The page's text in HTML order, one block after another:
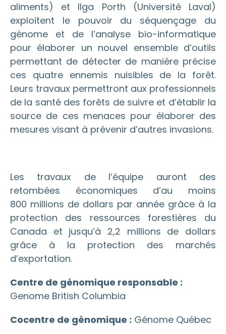
aliments) et Ilga Porth (Université Laval)
exploitent le pouvoir du séquençage du
génome et de l’analyse bio-informatique
pour élaborer un nouvel ensemble d’outils
permettant de détecter de manière précise
ces quatre ennemis nuisibles de la forêt.
Leurs travaux permettront aux professionnels
de la santé des forêts de suivre et d’établir la
source de ces menaces pour élaborer des
mesures visant à prévenir d’autres invasions.
Les travaux de l’équipe auront des
retombées économiques d’au moins
800 millions de dollars par année grâce à la
protection des ressources forestières du
Canada et jusqu’à 2,2 millions de dollars
grâce à la protection des marchés
d’exportation.
Centre de génomique responsable :
Genome British Columbia
Cocentre de génomique : Génome Québec